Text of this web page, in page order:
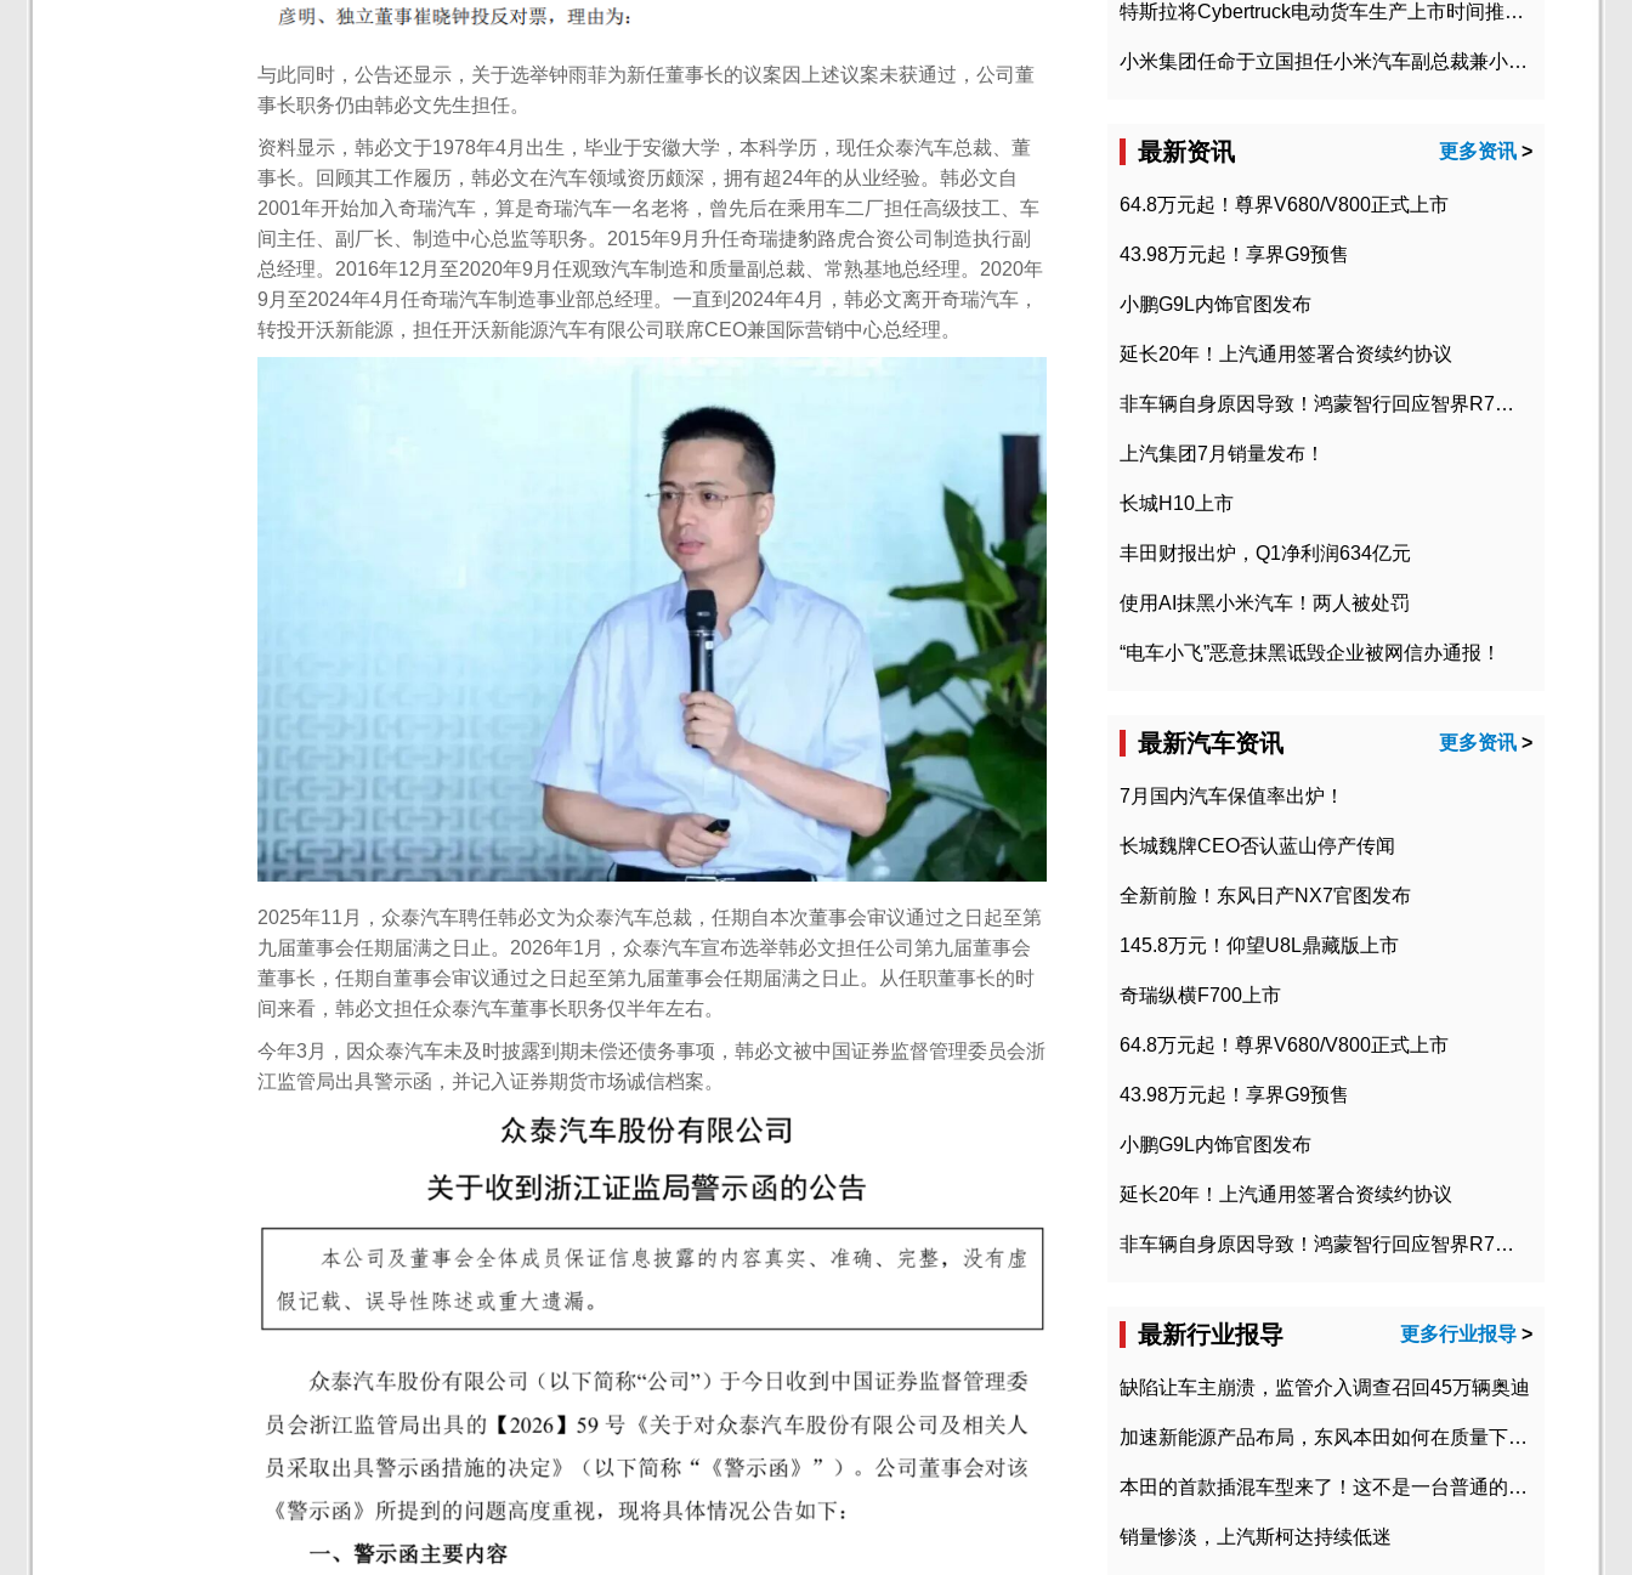
与此同时，公告还显示，关于选举钟雨菲为新任董事长的议案因上述议案未获通过，公司董
事长职务仍由韩必文先生担任。
资料显示，韩必文于1978年4月出生，毕业于安徽大学，本科学历，现任众泰汽车总裁、董
事长。回顾其工作履历，韩必文在汽车领域资历颇深，拥有超24年的从业经验。韩必文自
2001年开始加入奇瑞汽车，算是奇瑞汽车一名老将，曾先后在乘用车二厂担任高级技工、车
间主任、副厂长、制造中心总监等职务。2015年9月升任奇瑞捷豹路虎合资公司制造执行副
总经理。2016年12月至2020年9月任观致汽车制造和质量副总裁、常熟基地总经理。2020年
9月至2024年4月任奇瑞汽车制造事业部总经理。一直到2024年4月，韩必文离开奇瑞汽车，
转投开沃新能源，担任开沃新能源汽车有限公司联席CEO兼国际营销中心总经理。
2025年11月，众泰汽车聘任韩必文为众泰汽车总裁，任期自本次董事会审议通过之日起至第
九届董事会任期届满之日止。2026年1月，众泰汽车宣布选举韩必文担任公司第九届董事会
董事长，任期自董事会审议通过之日起至第九届董事会任期届满之日止。从任职董事长的时
间来看，韩必文担任众泰汽车董事长职务仅半年左右。
今年3月，因众泰汽车未及时披露到期未偿还债务事项，韩必文被中国证券监督管理委员会浙
江监管局出具警示函，并记入证券期货市场诚信档案。
特斯拉将Cybertruck电动货车生产上市时间推迟到2023年初
小米集团任命于立国担任小米汽车副总裁兼小米汽车北京总部政委
最新资讯 更多资讯 >
64.8万元起！尊界V680/V800正式上市
43.98万元起！享界G9预售
小鹏G9L内饰官图发布
延长20年！上汽通用签署合资续约协议
非车辆自身原因导致！鸿蒙智行回应智界R7起火事故
上汽集团7月销量发布！
长城H10上市
丰田财报出炉，Q1净利润634亿元
使用AI抹黑小米汽车！两人被处罚
“电车小飞”恶意抹黑诋毁企业被网信办通报！
最新汽车资讯 更多资讯 >
7月国内汽车保值率出炉！
长城魏牌CEO否认蓝山停产传闻
全新前脸！东风日产NX7官图发布
145.8万元！仰望U8L鼎藏版上市
奇瑞纵横F700上市
64.8万元起！尊界V680/V800正式上市
43.98万元起！享界G9预售
小鹏G9L内饰官图发布
延长20年！上汽通用签署合资续约协议
非车辆自身原因导致！鸿蒙智行回应智界R7起火事故
最新行业报导 更多行业报导 >
缺陷让车主崩溃，监管介入调查召回45万辆奥迪
加速新能源产品布局，东风本田如何在质量下转型？
本田的首款插混车型来了！这不是一台普通的CR-V
销量惨淡，上汽斯柯达持续低迷